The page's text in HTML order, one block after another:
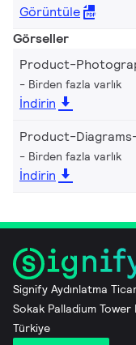
Görüntüle
Görseller
Product-
Birden fazla varlık
İndirin
Product-
Birden fazla varlık
İndirin
Signify Aydınlatma
Sokak Palladium
Türkiye